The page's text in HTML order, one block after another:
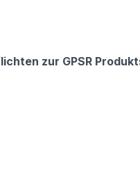
zur GPSR